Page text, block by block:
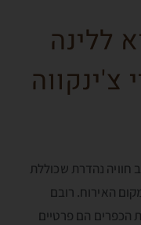
ללינה
חוויה נהדרת שכוללת
האירוח. רובם
הכפרים הם פרטיים